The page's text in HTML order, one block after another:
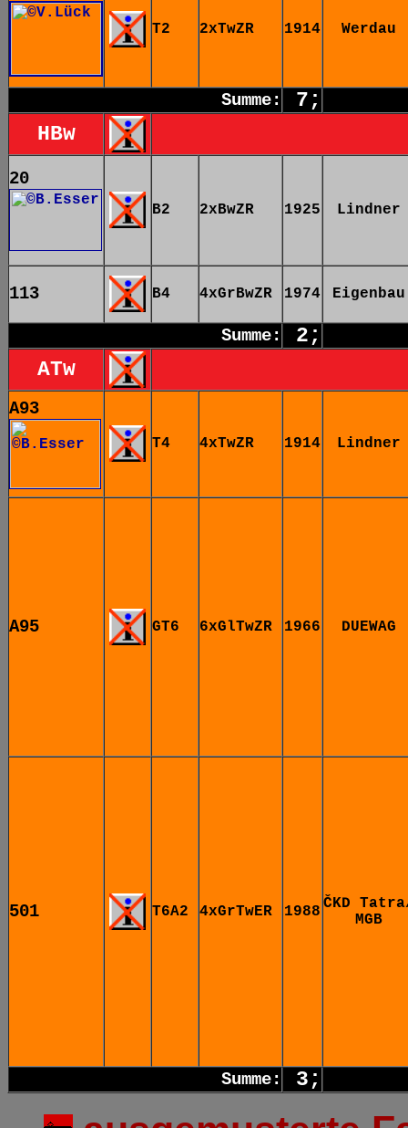
T2 2xTwZR 1914 Werdau
Summe: 7;
HBw
20
B2 2xBwZR 1925 Lindner
113 B4 4xGrBwZR 1974 Eigenbau
Summe:
2;
ATw
A93
T4 4xTwZR 1914 Lindner
A95 GT6 6xGlTwZR 1966 DUEWAG
501 T6A2 4xGrTwER 1988 ČKD
MGB
Summe: 3;